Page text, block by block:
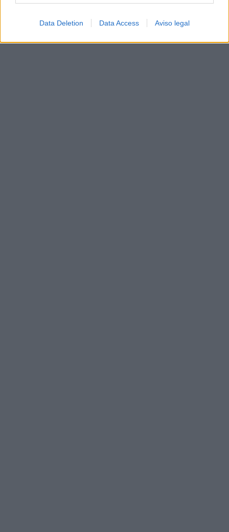
Data Deletion Data Access Aviso legal